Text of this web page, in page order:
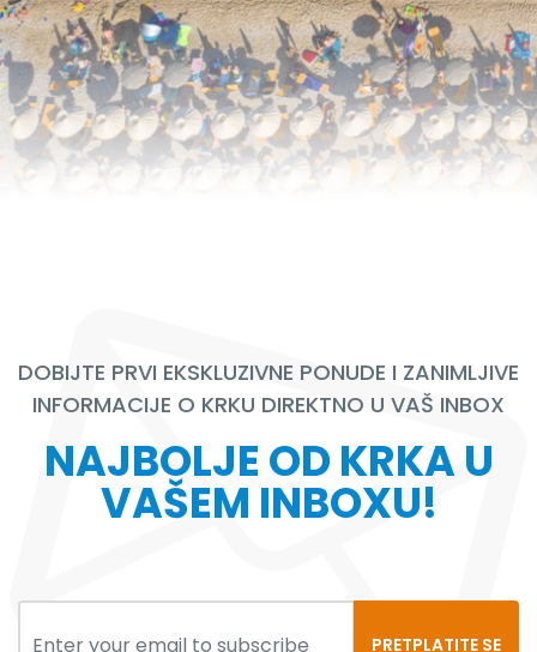
DOBIJTE PRVI EKSKLUZIVNE PONUDE I ZANIMLJIVE
INFORMACIJE O KRKU DIREKTNO U VAŠ INBOX
NAJBOLJE OD KRKA U
VAŠEM INBOXU!
PRETPLATITE SE